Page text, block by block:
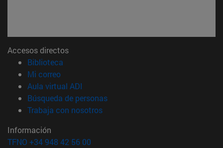
Accesos directos
Biblioteca
Mi correo(abre en nueva ventana)
Aula virtual ADI
Búsqueda de personas(abre en nueva ventana)
Trabaja con nosotros(abre en nueva ventana)
Información
TFNO +34 948 42 56 00